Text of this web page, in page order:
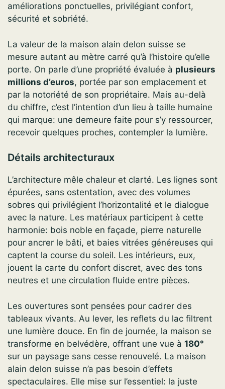
améliorations ponctuelles, privilégiant confort,
sécurité et sobriété.
La valeur de la maison alain delon suisse se
mesure autant au mètre carré qu’à l’histoire qu’elle
porte. On parle d’une propriété évaluée à plusieurs
millions d’euros, portée par son emplacement et
par la notoriété de son propriétaire. Mais au-delà
du chiffre, c’est l’intention d’un lieu à taille humaine
qui marque: une demeure faite pour s’y ressourcer,
recevoir quelques proches, contempler la lumière.
Détails architecturaux
L’architecture mêle chaleur et clarté. Les lignes sont
épurées, sans ostentation, avec des volumes
sobres qui privilégient l’horizontalité et le dialogue
avec la nature. Les matériaux participent à cette
harmonie: bois noble en façade, pierre naturelle
pour ancrer le bâti, et baies vitrées généreuses qui
captent la course du soleil. Les intérieurs, eux,
jouent la carte du confort discret, avec des tons
neutres et une circulation fluide entre pièces.
Les ouvertures sont pensées pour cadrer des
tableaux vivants. Au lever, les reflets du lac filtrent
une lumière douce. En fin de journée, la maison se
transforme en belvédère, offrant une vue à 180°
sur un paysage sans cesse renouvelé. La maison
alain delon suisse n’a pas besoin d’effets
spectaculaires. Elle mise sur l’essentiel: la juste